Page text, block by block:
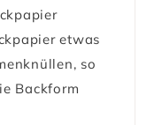
etwas
so
Backform